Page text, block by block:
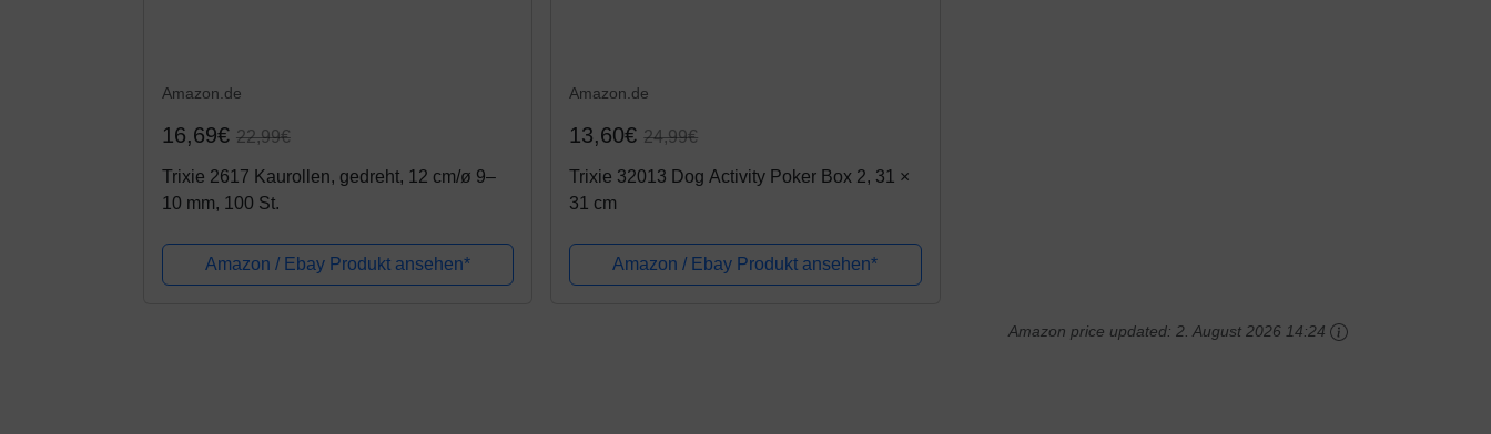
Amazon.de
16,69€ 22,99€
Trixie 2617 Kaurollen, gedreht, 12 cm/ø 9–
10 mm, 100 St.
Amazon / Ebay Produkt ansehen*
Amazon.de
13,60€24,99€
Trixie 32013 Dog Activity Poker Box 2, 31 ×
31 cm
Amazon / Ebay Produkt ansehen*
Amazon price updated: 2. August 2026 14:24